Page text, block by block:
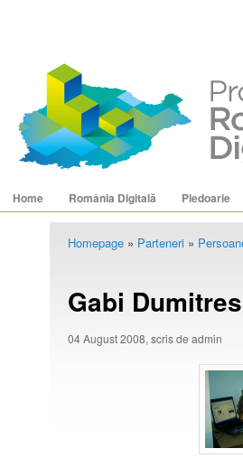
Main menuSkip to primary content
Skip to secondary content
Home România Digitală Pledoarie
Homepage» Parteneri»
Gabi
04 August 2008, scris de admin